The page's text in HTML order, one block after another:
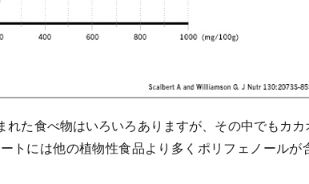
た食べ物はいろいろありますが、その中でもカ
トには他の植物性食品より多くポリフェノールが